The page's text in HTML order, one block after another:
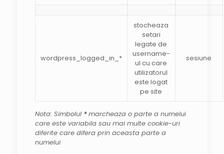
wordpress_logged_in_*
stocheaza
setari
legate de
username-
ul cu care
utilizatorul
este logat
pe site
sesiune
Nota: Simbolul *marcheaza o parte a numelui
care este variabila sau mai multe cookie-uri
diferite care difera prin aceasta parte a
numelui